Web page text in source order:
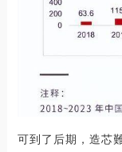
可到了后期，造芯